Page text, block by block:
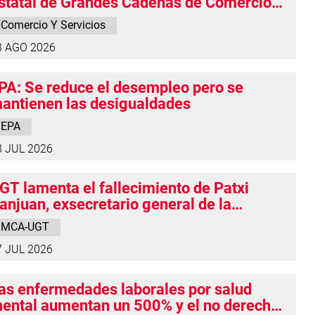
y Calzado supone un recorte de
y anuncia que defenderá las
de las personas trabajadoras
Comercio Y Servicios
AGO 2026
Se reduce el desempleo pero se
las desigualdades
EPA
JUL 2026
lamenta el fallecimiento de Patxi
exsecretario general de la
del Metal en Navarra
MCA-UGT
JUL 2026
enfermedades laborales por salud
aumentan un 500% y el no derecho